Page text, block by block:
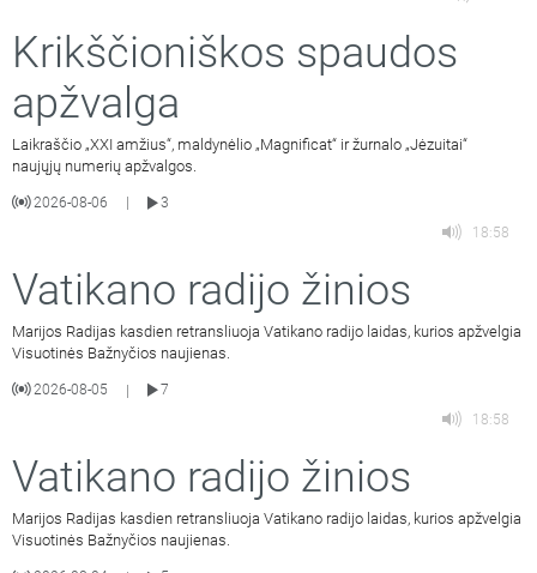
Krikščioniškos spaudos
apžvalga
Laikraščio „XXI amžius“, maldynėlio „Magnificat“ ir žurnalo „Jėzuitai“
naujųjų numerių apžvalgos.
2026-08-06
3
18:58
Vatikano radijo žinios
Marijos Radijas kasdien retransliuoja Vatikano radijo laidas, kurios apžvelgia
Visuotinės Bažnyčios naujienas.
2026-08-05 |
7
18:58
Vatikano radijo žinios
Marijos Radijas kasdien retransliuoja Vatikano radijo laidas, kurios apžvelgia
Visuotinės Bažnyčios naujienas.